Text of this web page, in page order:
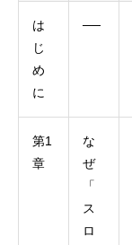
は
じ
め
に
──
第1
章
な
ぜ
「
ス
ロ